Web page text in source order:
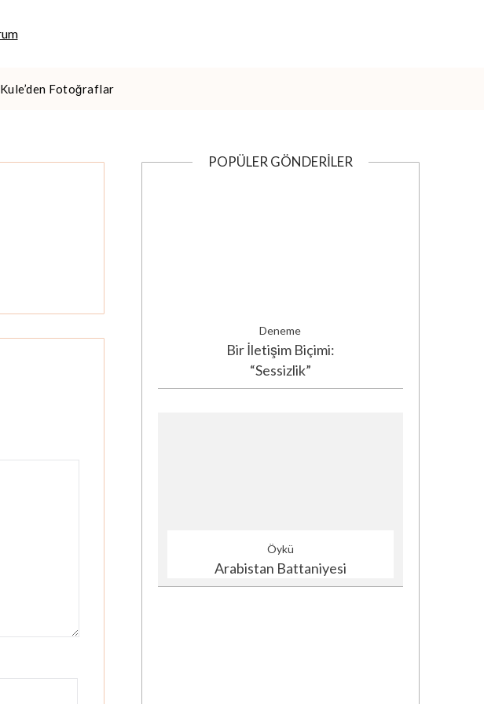
Kule’den Fotoğraflar
POPÜLER GÖNDERILER
Deneme
Bir İletişim Biçimi:
“Sessizlik”
Öykü
Arabistan Battaniyesi